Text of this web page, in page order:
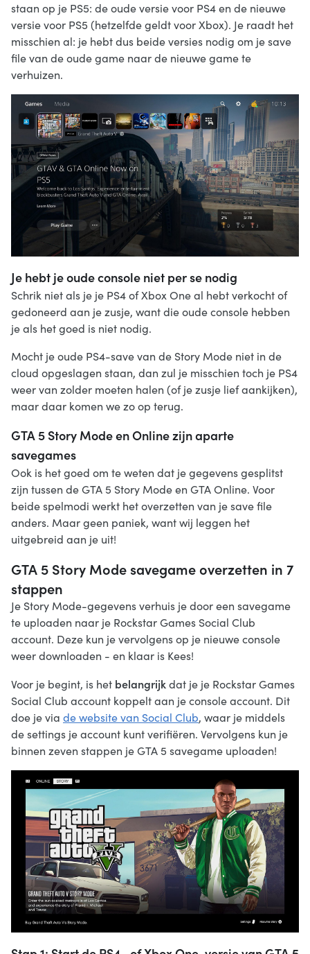
staan op je PS5: de oude versie voor PS4 en de nieuwe
versie voor PS5 (hetzelfde geldt voor Xbox). Je raadt het
misschien al: je hebt dus beide versies nodig om je save
file van de oude game naar de nieuwe game te
verhuizen.
Je hebt je oude console niet per se nodig
Schrik niet als je je PS4 of Xbox One al hebt verkocht of
gedoneerd aan je zusje, want die oude console hebben
je als het goed is niet nodig.
Mocht je oude PS4-save van de Story Mode niet in de
cloud opgeslagen staan, dan zul je misschien toch je PS4
weer van zolder moeten halen (of je zusje lief aankijken),
maar daar komen we zo op terug.
GTA 5 Story Mode en Online zijn aparte
savegames
Ook is het goed om te weten dat je gegevens gesplitst
zijn tussen de GTA 5 Story Mode en GTA Online. Voor
beide spelmodi werkt het overzetten van je save file
anders. Maar geen paniek, want wij leggen het
uitgebreid aan je uit!
GTA 5 Story Mode savegame overzetten in 7
stappen
Je Story Mode-gegevens verhuis je door een savegame
te uploaden naar je Rockstar Games Social Club
account. Deze kun je vervolgens op je nieuwe console
weer downloaden - en klaar is Kees!
Voor je begint, is het belangrijkdat je je Rockstar Games
Social Club account koppelt aan je console account. Dit
doe je via de website van Social Club, waar je middels
de settings je account kunt verifiëren. Vervolgens kun je
binnen zeven stappen je GTA 5 savegame uploaden!